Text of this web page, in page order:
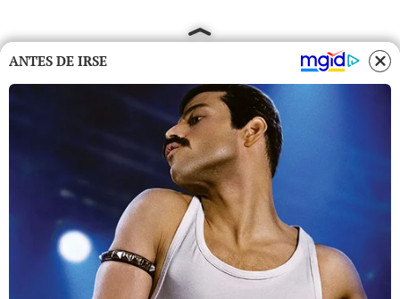
ANTES DE IRSE